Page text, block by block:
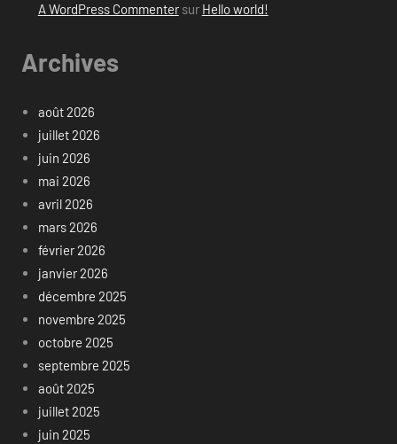
A WordPress Commentersur Hello world!
Archives
août 2026
juillet 2026
juin 2026
mai 2026
avril 2026
mars 2026
février 2026
janvier 2026
décembre 2025
novembre 2025
octobre 2025
septembre 2025
août 2025
juillet 2025
juin 2025